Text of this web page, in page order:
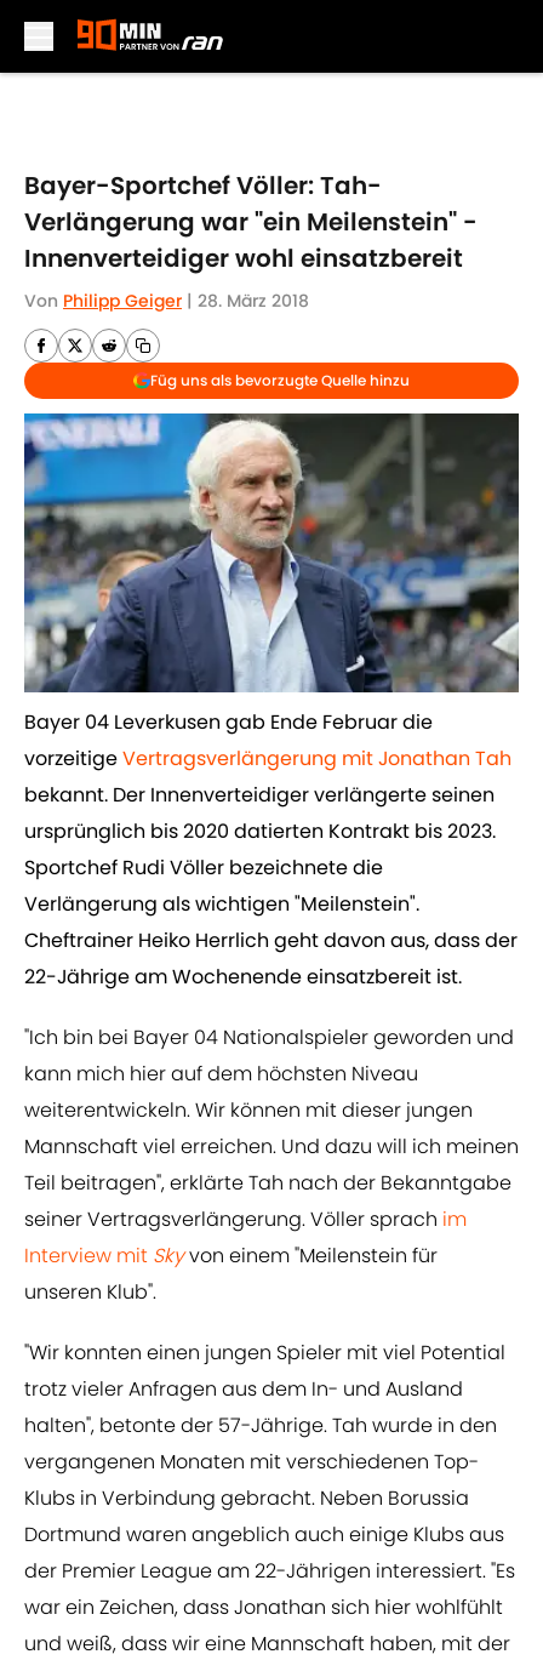
Bayer-Sportchef Völler: Tah-
Verlängerung war "ein Meilenstein" -
Innenverteidiger wohl einsatzbereit
Von Philipp Geiger | 28. März 2018
Füg uns als bevorzugte Quelle hinzu
​Bayer 04 Leverkusen gab Ende Februar die
vorzeitige ​Vertragsverlängerung mit Jonathan Tah
bekannt. Der Innenverteidiger verlängerte seinen
ursprünglich bis 2020 datierten Kontrakt bis 2023.
Sportchef Rudi Völler bezeichnete die
Verlängerung als wichtigen "Meilenstein".
Cheftrainer Heiko Herrlich geht davon aus, dass der
22-Jährige am Wochenende einsatzbereit ist.
"Ich bin bei Bayer 04 Nationalspieler geworden und
kann mich hier auf dem höchsten Niveau
weiterentwickeln. Wir können mit dieser jungen
Mannschaft viel erreichen. Und dazu will ich meinen
Teil beitragen", erklärte Tah nach der Bekanntgabe
seiner Vertragsverlängerung. Völler sprach ​im
Interview mit Skyvon einem "Meilenstein für
unseren Klub".
"Wir konnten einen jungen Spieler mit viel Potential
trotz vieler Anfragen aus dem In- und Ausland
halten", betonte der 57-Jährige. Tah wurde in den
vergangenen Monaten mit verschiedenen Top-
Klubs in Verbindung gebracht. Neben Borussia
Dortmund waren angeblich auch einige Klubs aus
der Premier League am 22-Jährigen interessiert. "Es
war ein Zeichen, dass Jonathan sich hier wohlfühlt
und weiß, dass wir eine Mannschaft haben, mit der